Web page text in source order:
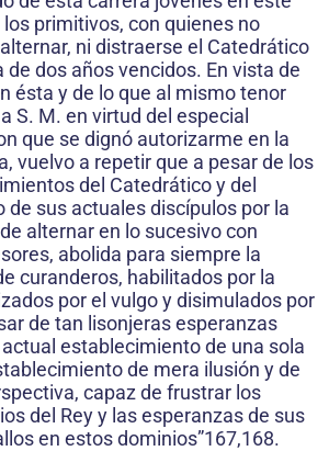
primitivos, con quienes no
ni distraerse el Catedrático
de dos años vencidos. En vista de
ésta y de lo que al mismo tenor
S. M. en virtud del especial
que se dignó autorizarme en la
vuelvo a repetir que a pesar de los
del Catedrático y del
de sus actuales discípulos por la
alternar en lo sucesivo con
abolida para siempre la
curanderos, habilitados por la
por el vulgo y disimulados por
de tan lisonjeras esperanzas
establecimiento de una sola
de mera ilusión y de
capaz de frustrar los
del Rey y las esperanzas de sus
en estos dominios”167,168.